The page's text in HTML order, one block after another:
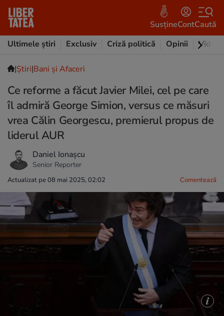
SusțineContCaută
Ultimele știri
Exclusiv Criză politică Opinii Video
|Ştiri|Bani și Afaceri
Ce reforme a făcut Javier Milei, cel pe care
îl admiră George Simion, versus ce măsuri
vrea Călin Georgescu, premierul propus de
liderul AUR
Daniel Ionașcu
Senior Reporter
Actualizat pe 08 mai 2025, 02:02 Comentează